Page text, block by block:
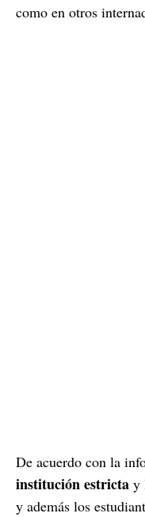
como en otros
De acuerdo con la
institución estricta y
y además los